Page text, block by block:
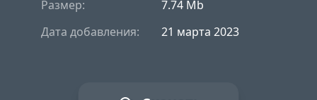
Размер:
7.74 Mb
Дата добавления:
21 марта 2023